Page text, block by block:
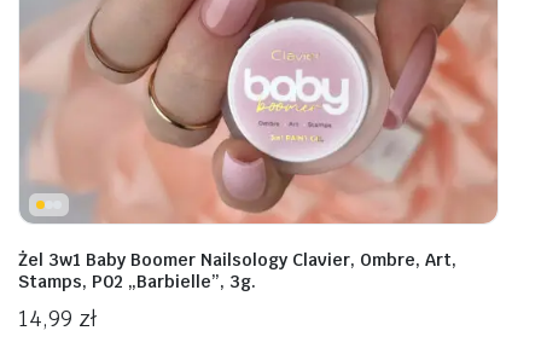
Żel 3w1 Baby Boomer Nailsology Clavier, Ombre, Art,
Stamps, P02 „Barbielle”, 3g.
14,99 zł